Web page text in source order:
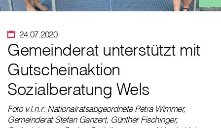
24.07.2020
Gemeinderat unterstützt mit
Gutscheinaktion
Sozialberatung Wels
Foto v.l.n.r: Nationalratsabgeordnete Petra Wimmer,
Gemeinderat Stefan Ganzert, Günther Fischinger,